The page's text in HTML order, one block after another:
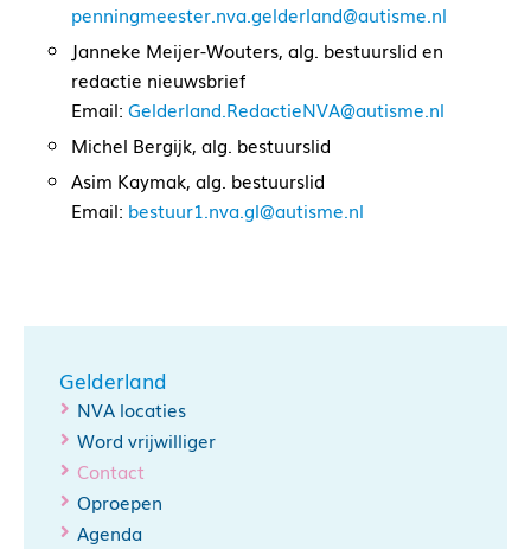
penningmeester.nva.gelderland@autisme.nl
Janneke Meijer-Wouters, alg. bestuurslid en
redactie nieuwsbrief
Email: Gelderland.RedactieNVA@autisme.nl
Michel Bergijk, alg. bestuurslid
Asim Kaymak, alg. bestuurslid
Email: bestuur1.nva.gl@autisme.nl
Gelderland
NVA locaties
Word vrijwilliger
Contact
Oproepen
Agenda